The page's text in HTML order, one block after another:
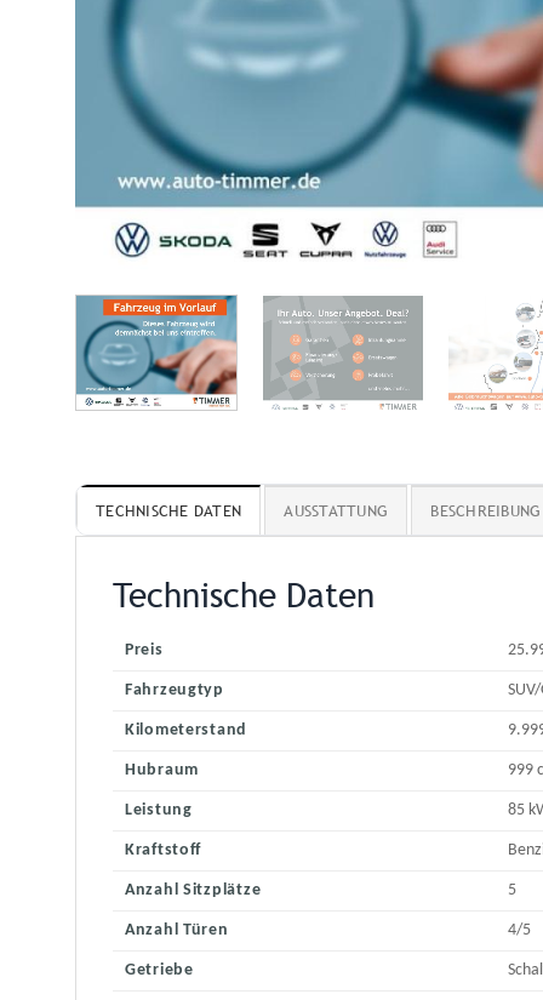
TECHNISCHE DATEN AUSSTATTUNG BESCHREIBUNG
Technische Daten
Preis
Fahrzeugtyp
Kilometerstand
Hubraum 999
Leistung 85
Kraftstoff
Anzahl Sitzplätze 5
Anzahl Türen 4/5
Getriebe